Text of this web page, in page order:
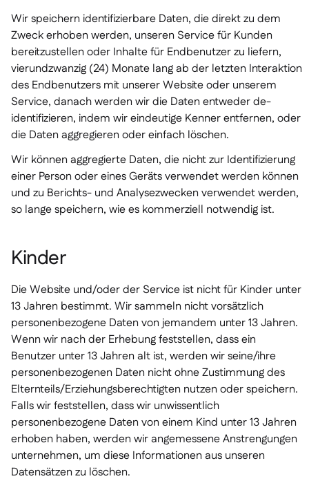
Wir speichern identifizierbare Daten, die direkt zu dem
Zweck erhoben werden, unseren Service für Kunden
bereitzustellen oder Inhalte für Endbenutzer zu liefern,
vierundzwanzig (24) Monate lang ab der letzten Interaktion
des Endbenutzers mit unserer Website oder unserem
Service, danach werden wir die Daten entweder de-
identifizieren, indem wir eindeutige Kenner entfernen, oder
die Daten aggregieren oder einfach löschen.
Wir können aggregierte Daten, die nicht zur Identifizierung
einer Person oder eines Geräts verwendet werden können
und zu Berichts- und Analysezwecken verwendet werden,
so lange speichern, wie es kommerziell notwendig ist.
Kinder
Die Website und/oder der Service ist nicht für Kinder unter
13 Jahren bestimmt. Wir sammeln nicht vorsätzlich
personenbezogene Daten von jemandem unter 13 Jahren.
Wenn wir nach der Erhebung feststellen, dass ein
Benutzer unter 13 Jahren alt ist, werden wir seine/ihre
personenbezogenen Daten nicht ohne Zustimmung des
Elternteils/Erziehungsberechtigten nutzen oder speichern.
Falls wir feststellen, dass wir unwissentlich
personenbezogene Daten von einem Kind unter 13 Jahren
erhoben haben, werden wir angemessene Anstrengungen
unternehmen, um diese Informationen aus unseren
Datensätzen zu löschen.